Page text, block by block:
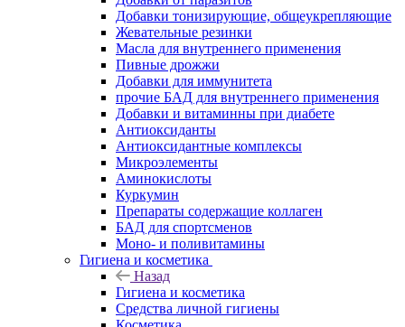
Добавки тонизирующие, общеукрепляющие
Жевательные резинки
Масла для внутреннего применения
Пивные дрожжи
Добавки для иммунитета
прочие БАД для внутреннего применения
Добавки и витаминны при диабете
Антиоксиданты
Антиоксидантные комплексы
Микроэлементы
Аминокислоты
Куркумин
Препараты содержащие коллаген
БАД для спортсменов
Моно- и поливитамины
Гигиена и косметика
Назад
Гигиена и косметика
Средства личной гигиены